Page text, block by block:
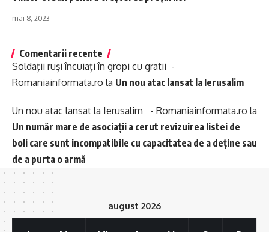
mai 8, 2023
Comentarii recente
Soldații ruși încuiați în gropi cu gratii -
Romaniainformata.ro la Un nou atac lansat la Ierusalim
Un nou atac lansat la Ierusalim - Romaniainformata.ro la
Un număr mare de asociații a cerut revizuirea listei de
boli care sunt incompatibile cu capacitatea de a deține sau
de a purta o armă
august 2026